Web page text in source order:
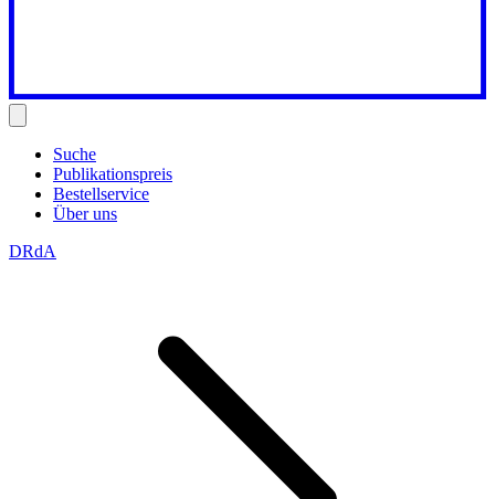
Suche
Publikationspreis
Bestellservice
Über uns
DRdA